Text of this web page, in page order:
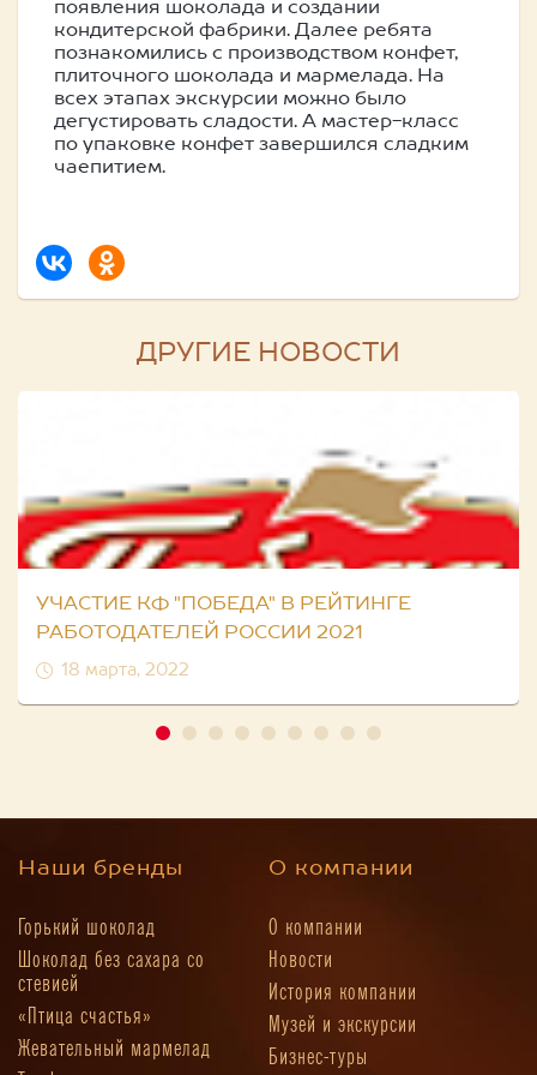
появления шоколада и создании
кондитерской фабрики. Далее ребята
познакомились с производством конфет,
плиточного шоколада и мармелада. На
всех этапах экскурсии можно было
дегустировать сладости. А мастер-класс
по упаковке конфет завершился сладким
чаепитием.
ДРУГИЕ НОВОСТИ
УЧАСТИЕ КФ "ПОБЕДА" В РЕЙТИНГЕ
РАБОТОДАТЕЛЕЙ РОССИИ 2021
18 марта, 2022
Наши бренды
Горький шоколад
Шоколад без сахара со
стевией
«Птица счастья»
Жевательный мармелад
О компании
О компании
Новости
История компании
Музей и экскурсии
Бизнес-туры